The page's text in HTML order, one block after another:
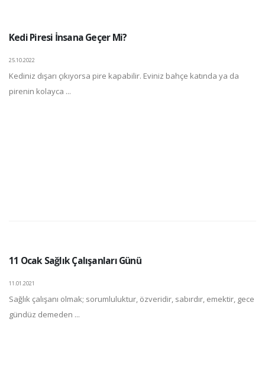
Kedi Piresi İnsana Geçer Mi?
25.10.2022
Kediniz dışarı çıkıyorsa pire kapabilir. Eviniz bahçe katında ya da
pirenin kolayca ...
11 Ocak Sağlık Çalışanları Günü
11.01.2021
Sağlık çalışanı olmak; sorumluluktur, özveridir, sabırdır, emektir, gece
gündüz demeden ...